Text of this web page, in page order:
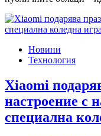
Новини
Технология
Xiaomi
настроение с
специална